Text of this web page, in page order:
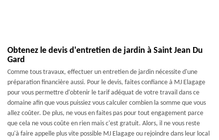
Obtenez le devis d'entretien de jardin à Saint Jean Du
Gard
Comme tous travaux, effectuer un entretien de jardin nécessite d'une
préparation financière aussi. Pour le devis, faites confiance à MJ Elagage
pour vous permettre d'obtenir le tarif adéquat de votre travail dans ce
domaine afin que vous puissiez vous calculer combien la somme que vous
allez coûter. De plus, ne vous en faites pas pour tout engagement parce
que cela ne vous coûte en rien mais c'est gratuit. Alors, il ne vous reste
qu'à faire appelle plus vite possible MJ Elagage ou rejoindre dans leur local